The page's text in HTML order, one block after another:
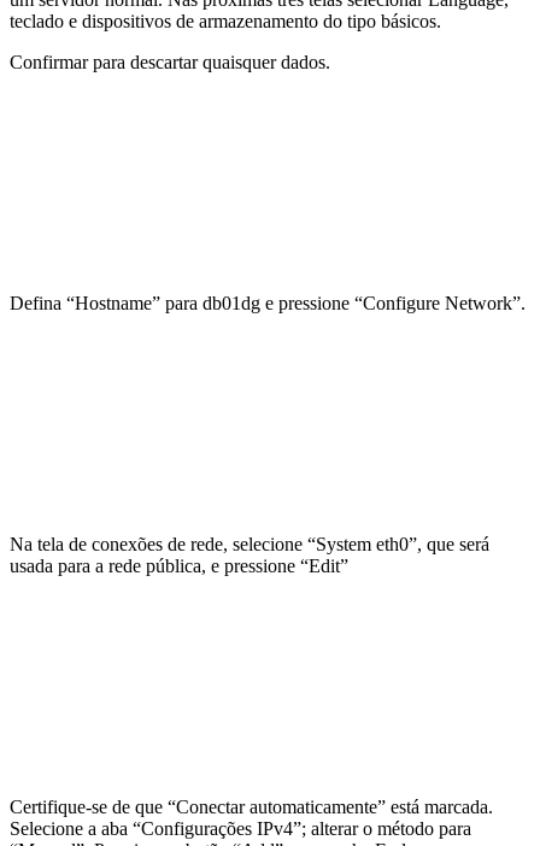
teclado e dispositivos de armazenamento do tipo básicos.
Confirmar para descartar quaisquer dados.
Defina “Hostname” para db01dg e pressione “Configure Network”.
Na tela de conexões de rede, selecione “System eth0”, que será
usada para a rede pública, e pressione “Edit”
Certifique-se de que “Conectar automaticamente” está marcada.
Selecione a aba “Configurações IPv4”; alterar o método para